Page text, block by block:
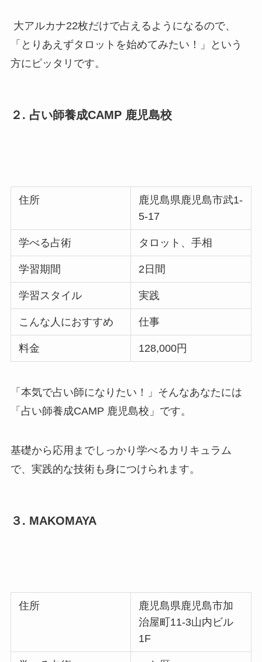
大アルカナ22枚だけで占えるようになるので、
「とりあえずタロットを始めてみたい！」という
方にピッタリです。
２. 占い師養成CAMP 鹿児島校
住所
鹿児島県鹿児島市武1-
5-17
学べる占術 タロット、手相
学習期間 2日間
学習スタイル 実践
こんな人におすすめ 仕事
料金 128,000円
「本気で占い師になりたい！」そんなあなたには
「占い師養成CAMP 鹿児島校」です。
基礎から応用までしっかり学べるカリキュラム
で、実践的な技術も身につけられます。
３. MAKOMAYA
住所
鹿児島県鹿児島市加
治屋町11-3山内ビル
1F